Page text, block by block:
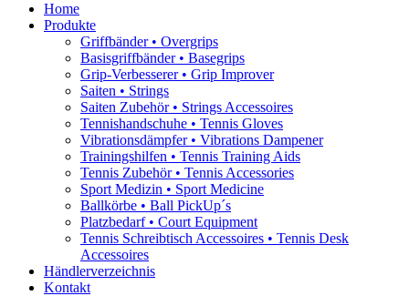
Home
Produkte
Griffbänder • Overgrips
Basisgriffbänder • Basegrips
Grip-Verbesserer • Grip Improver
Saiten • Strings
Saiten Zubehör • Strings Accessoires
Tennishandschuhe • Tennis Gloves
Vibrationsdämpfer • Vibrations Dampener
Trainingshilfen • Tennis Training Aids
Tennis Zubehör • Tennis Accessories
Sport Medizin • Sport Medicine
Ballkörbe • Ball PickUp´s
Platzbedarf • Court Equipment
Tennis Schreibtisch Accessoires • Tennis Desk
Accessoires
Händlerverzeichnis
Kontakt